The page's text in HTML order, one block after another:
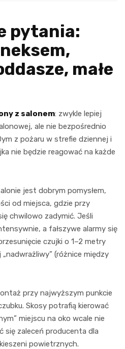
pytania:
małe
z salonem: zwykle lepiej
ale nie bezpośrednio
z pożaru w strefie dziennej i
nie będzie reagować na każde
jest dobrym pomysłem,
od miejsca, gdzie przy
chwilowo zadymić. Jeśli
a fałszywe alarmy się
czujki o 1–2 metry
(różnice między
przy najwyższym punkcie
Skosy potrafią kierować
miejscu na oko wcale nie
się zaleceń producenta dla
powietrznych.